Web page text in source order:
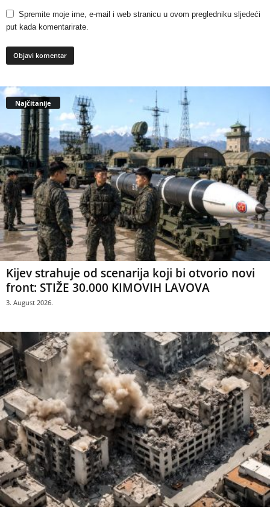
Spremite moje ime, e-mail i web stranicu u ovom pregledniku sljedeći
put kada komentarirate.
Najčitanije
Kijev strahuje od scenarija koji bi otvorio novi
front: STIŽE 30.000 KIMOVIH LAVOVA
3. August 2026.